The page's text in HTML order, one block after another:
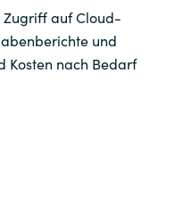
auf Cloud-
und
Kosten nach Bedarf